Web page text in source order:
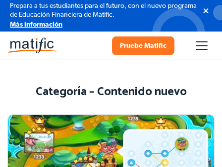
Prepara a tus estudiantes para el futuro, con el nuevo programa
de Educación Financiera de Matific.
Más información
Pruebe Matific
Categoría – Contenido nuevo